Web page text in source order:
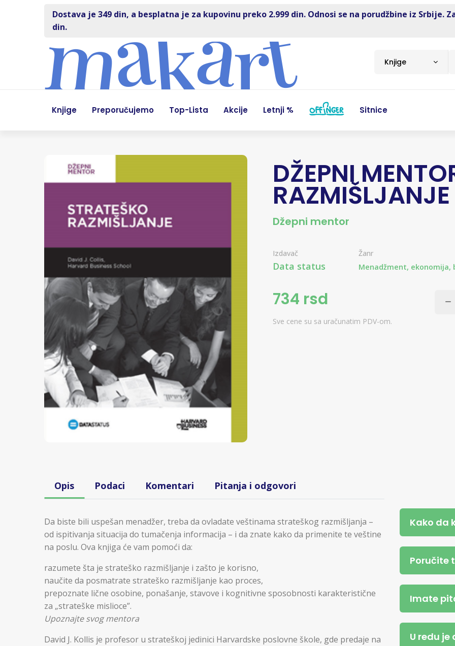
Dostava je 349 din, a besplatna je za kupovinu preko 2.999 din. Odnosi se na porudžbine iz Srbije.
din.
Knjige
Knjige Preporučujemo Top-Lista Akcije Letnji % Sitnice
DŽEPNI
RAZMIŠLJANJE
Džepni mentor
Izdavač
Data status
Žanr
Menadžment, ekonomija,
734 rsd
Sve cene su sa uračunatim PDV-om.
Opis Podaci Komentari Pitanja i odgovori
Da biste bili uspešan menadžer, treba da ovladate veštinama strateškog razmišljanja –
od ispitivanja situacija do tumačenja informacija – i da znate kako da primenite te veštine
na poslu. Ova knjiga će vam pomoći da:
razumete šta je strateško razmišljanje i zašto je korisno,
naučite da posmatrate strateško razmišljanje kao proces,
prepoznate lične osobine, ponašanje, stavove i kognitivne sposobnosti karakteristične
za „strateške mislioce”.
Upoznajte svog mentora
David J. Kollis je profesor u strateškoj jedinici Harvardske poslovne škole, gde predaje na
Kako da
Poručite
Imate
U redu